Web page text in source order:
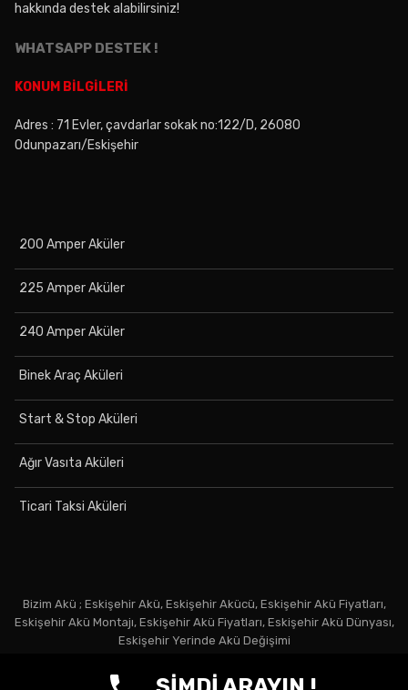
hakkında destek alabilirsiniz!
WHATSAPP DESTEK !
KONUM BİLGİLERİ
Adres : 71 Evler, çavdarlar sokak no:122/D, 26080
Odunpazarı/Eskişehir
200 Amper Aküler
225 Amper Aküler
240 Amper Aküler
Binek Araç Aküleri
Start & Stop Aküleri
Ağır Vasıta Aküleri
Ticari Taksi Aküleri
Bizim Akü ; Eskişehir Akü, Eskişehir Akücü, Eskişehir Akü Fiyatları,
Eskişehir Akü Montajı, Eskişehir Akü Fiyatları, Eskişehir Akü Dünyası,
Eskişehir Yerinde Akü Değişimi